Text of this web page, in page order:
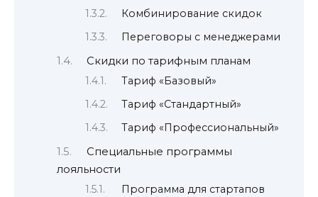
Комбинирование скидок
Переговоры с менеджерами
Скидки по тарифным планам
Тариф «Базовый»
Тариф «Стандартный»
Тариф «Профессиональный»
Специальные программы
лояльности
Программа для стартапов